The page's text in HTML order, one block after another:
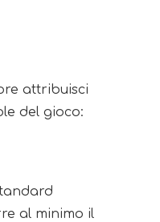
attribuisci
del gioco:
al minimo il